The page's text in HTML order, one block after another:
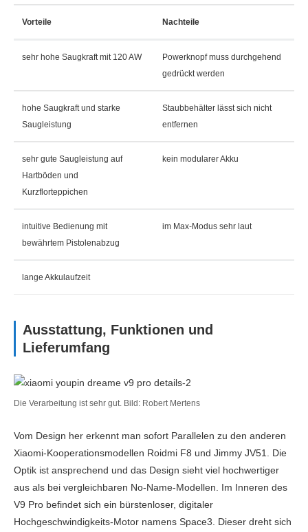
Vorteile Nachteile
sehr hohe Saugkraft mit 120 AW
Powerknopf muss durchgehend
gedrückt werden
hohe Saugkraft und starke
Saugleistung
Staubbehälter lässt sich nicht
entfernen
sehr gute Saugleistung auf
Hartböden und
Kurzflorteppichen
kein modularer Akku
intuitive Bedienung mit
bewährtem Pistolenabzug
im Max-Modus sehr laut
lange Akkulaufzeit
Ausstattung, Funktionen und
Lieferumfang
Die Verarbeitung ist sehr gut. Bild: Robert Mertens
Vom Design her erkennt man sofort Parallelen zu den anderen
Xiaomi-Kooperationsmodellen Roidmi F8 und Jimmy JV51. Die
Optik ist ansprechend und das Design sieht viel hochwertiger
aus als bei vergleichbaren No-Name-Modellen. Im Inneren des
V9 Pro befindet sich ein bürstenloser, digitaler
Hochgeschwindigkeits-Motor namens Space3. Dieser dreht sich